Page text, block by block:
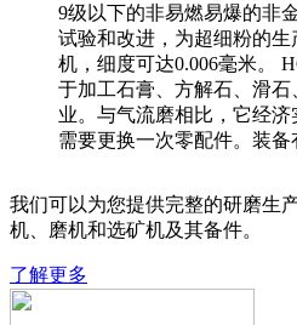
9级以下的非易燃易爆的非
试验和改进，为超细粉的
机，细度可达0.006毫米。
于加工石膏、方解石、滑
业。与气流磨相比，它经
需要更换一次零配件。装备
我们可以为您提供完整的研磨生
机、磨机和选矿机及其备件。
了解更多